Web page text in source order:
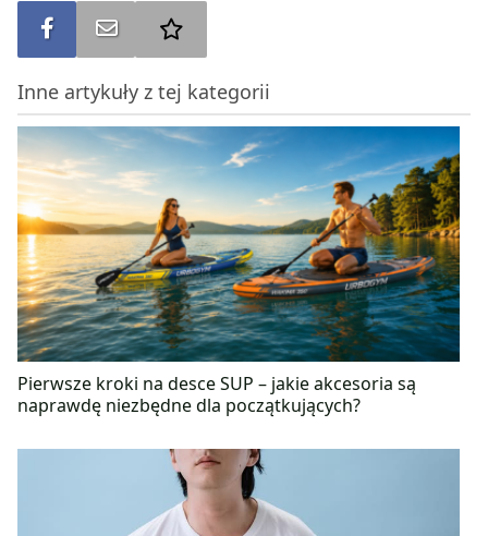
potrzebuje organizm. Jest autorką artykułów na
portalu bonavita.pl. Prowadzi także stronę na
Jaros”, na którą serdecznie zapraszamy! Wierzy, że
kluczem do zachowania zdrowia oraz dobrego
samopoczucia jest pełnowartościowa i różnorodna
dieta, która smakuje, a także ulubiona aktywność
fizyczna kilka razy w tygodniu.
Udostępnij na FBWyślij na e-mail
Inne artykuły z tej kategorii
Pierwsze kroki na desce SUP – jakie akcesoria są
naprawdę niezbędne dla początkujących?